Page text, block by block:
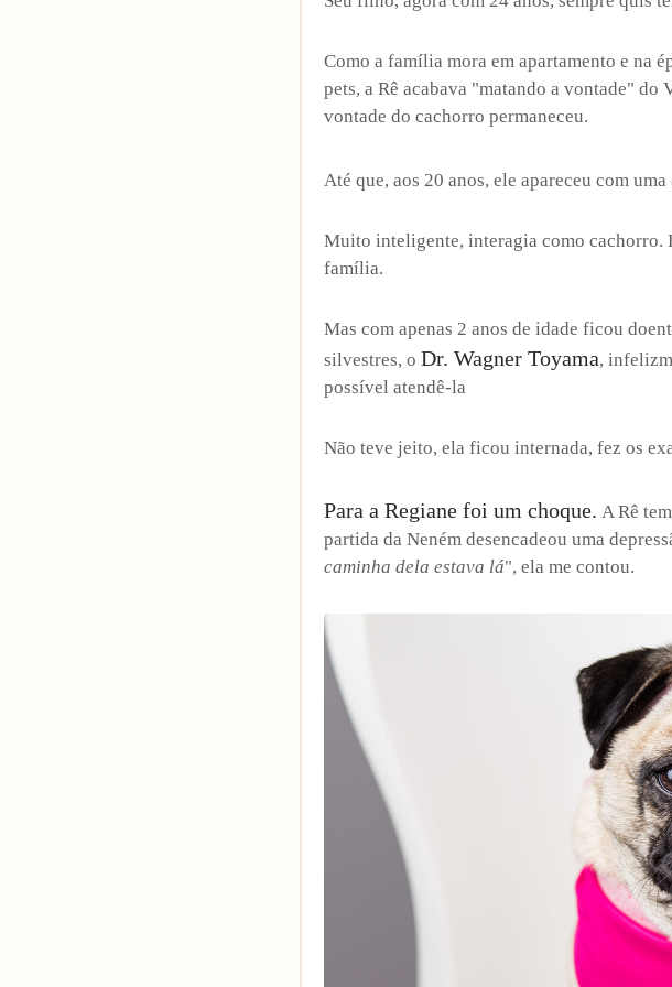
Como a família mora em apartamento e na
pets, a Rê acabava "matando a vontade" do
vontade do cachorro permaneceu.
Até que, aos 20 anos, ele apareceu com
Muito inteligente, interagia como cachorro.
família.
Mas com apenas 2 anos de idade ficou
silvestres, o Dr. Wagner Toyama,
possível atendê-la
Não teve jeito, ela ficou internada, fez os
Para a Regiane foi um choque. A Rê
partida da Neném desencadeou uma
caminha dela estava lá", ela me contou.